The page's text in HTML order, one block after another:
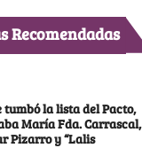
Recomendadas
la lista del Pacto,
María Fda. Carrascal,
Pizarro y “Lalis